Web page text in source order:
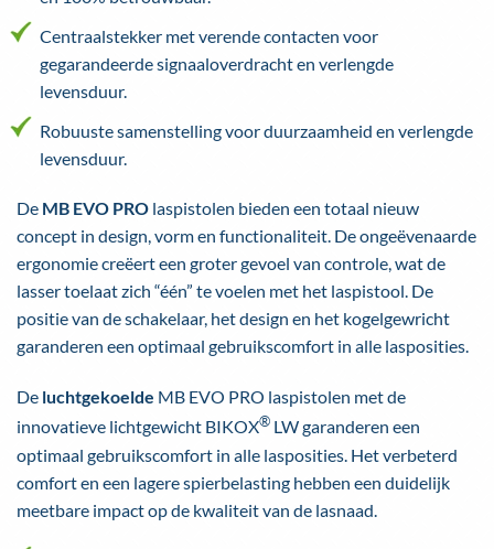
Centraalstekker met verende contacten voor
gegarandeerde signaaloverdracht en verlengde
levensduur.
Robuuste samenstelling voor duurzaamheid en verlengde
levensduur.
De MB EVO PRO laspistolen bieden een totaal nieuw
concept in design, vorm en functionaliteit. De ongeëvenaarde
ergonomie creëert een groter gevoel van controle, wat de
lasser toelaat zich “één” te voelen met het laspistool. De
positie van de schakelaar, het design en het kogelgewricht
garanderen een optimaal gebruikscomfort in alle lasposities.
De luchtgekoelde MB EVO PRO laspistolen met de
innovatieve lichtgewicht BIKOX® LW garanderen een
optimaal gebruikscomfort in alle lasposities. Het verbeterd
comfort en een lagere spierbelasting hebben een duidelijk
meetbare impact op de kwaliteit van de lasnaad.